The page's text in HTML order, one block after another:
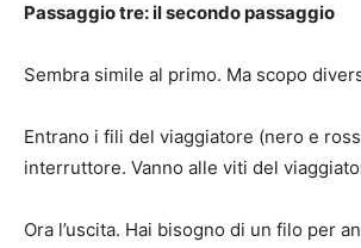
Passaggio tre: il secondo passaggio
Sembra simile al primo. Ma scopo
Entrano i fili del viaggiatore (nero e
interruttore. Vanno alle viti del
Ora l’uscita. Hai bisogno di un filo per